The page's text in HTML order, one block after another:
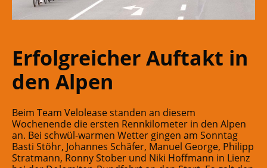
Erfolgreicher Auftakt in
den Alpen
Beim Team Velolease standen an diesem
Wochenende die ersten Rennkilometer in den Alpen
an. Bei schwül-warmen Wetter gingen am Sonntag
Basti Stöhr, Johannes Schäfer, Manuel George, Philipp
Stratmann, Ronny Stober und Niki Hoffmann in Lienz